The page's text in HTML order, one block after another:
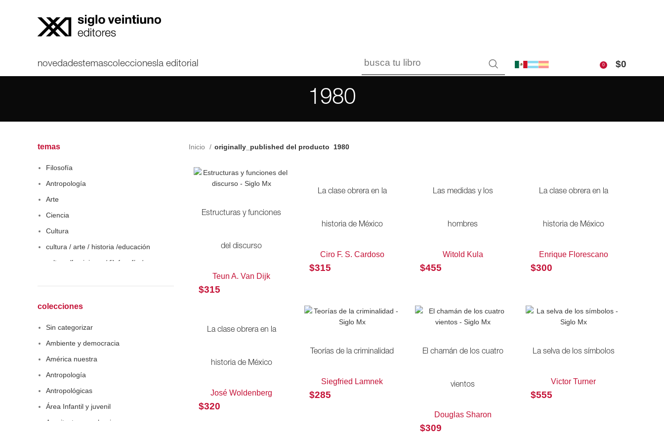
novedadestemascolecciones la editorial 0 $0
1980
temas
Filosofía
Antropología
Arte
Ciencia
Cultura
cultura / arte / historia /educación
cultura /feminismo / filofosofía /
Economía
colecciones
Sin categorizar
Ambiente y democracia
América nuestra
Antropología
Antropológicas
Área Infantil y juvenil
Arquitectura y urbanismo
Inicio originally_published del producto 1980
Estructuras y funciones
del discurso
Teun A. Van Dijk
$315
La clase obrera en la
historia de México
Ciro F. S. Cardoso
$315
Las medidas y los
hombres
Witold Kula
$455
La clase obrera en la
historia de México
Enrique Florescano
$300
La clase obrera en la
historia de México
José Woldenberg
$320
Teorías de la criminalidad
Siegfried Lamnek
$285
El chamán de los cuatro
vientos
Douglas Sharon
$309
La selva de los símbolos
Victor Turner
$555